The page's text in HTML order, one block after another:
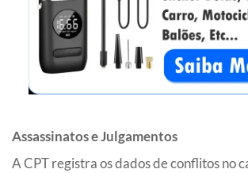
Assassinatos e Julgamentos
A CPT registra os dados de conflitos no